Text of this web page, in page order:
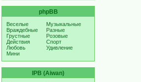
phpBB
Веселые
Враждебные
Грустные
Действия
Любовь
Мини
Музыкальные
Разные
Розовые
Спорт
Удивление
IPB (Aiwan)